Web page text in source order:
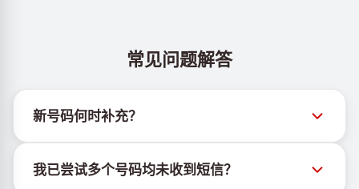
常见问题解答
新号码何时补充？
人 @TigerSMSofficial_bot 查看。该频道会及时更新，
我已尝试多个号码均未收到短信？